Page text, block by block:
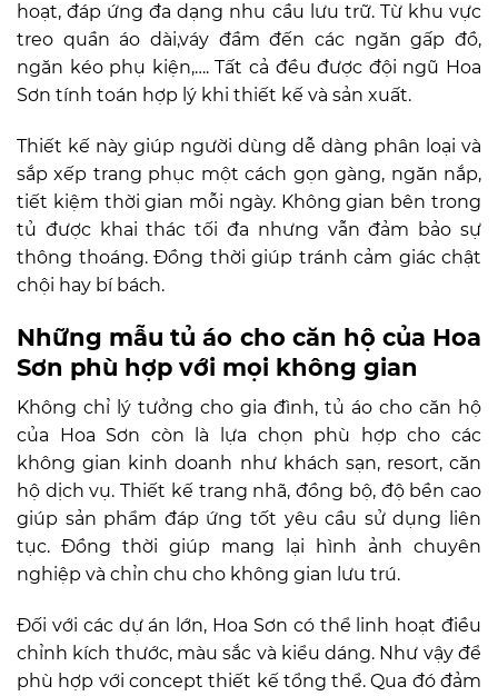
hoạt, đáp ứng đa dạng nhu cầu lưu trữ. Từ khu vực
treo quần áo dài,váy đầm đến các ngăn gấp đồ,
ngăn kéo phụ kiện,…. Tất cả đều được đội ngũ Hoa
Sơn tính toán hợp lý khi thiết kế và sản xuất.
Thiết kế này giúp người dùng dễ dàng phân loại và
sắp xếp trang phục một cách gọn gàng, ngăn nắp,
tiết kiệm thời gian mỗi ngày. Không gian bên trong
tủ được khai thác tối đa nhưng vẫn đảm bảo sự
thông thoáng. Đồng thời giúp tránh cảm giác chật
chội hay bí bách.
Những mẫu tủ áo cho căn hộ của Hoa
Sơn phù hợp với mọi không gian
Không chỉ lý tưởng cho gia đình, tủ áo cho căn hộ
của Hoa Sơn còn là lựa chọn phù hợp cho các
không gian kinh doanh như khách sạn, resort, căn
hộ dịch vụ. Thiết kế trang nhã, đồng bộ, độ bền cao
giúp sản phẩm đáp ứng tốt yêu cầu sử dụng liên
tục. Đồng thời giúp mang lại hình ảnh chuyên
nghiệp và chỉn chu cho không gian lưu trú.
Đối với các dự án lớn, Hoa Sơn có thể linh hoạt điều
chỉnh kích thước, màu sắc và kiểu dáng. Như vậy để
phù hợp với concept thiết kế tổng thể. Qua đó đảm